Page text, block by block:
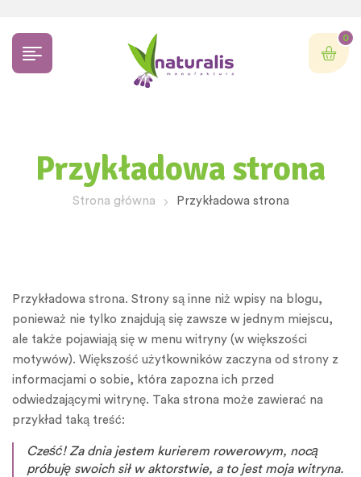
0
Przykładowa strona
Strona główna Przykładowa strona
Przykładowa strona. Strony są inne niż wpisy na blogu,
ponieważ nie tylko znajdują się zawsze w jednym miejscu,
ale także pojawiają się w menu witryny (w większości
motywów). Większość użytkowników zaczyna od strony z
informacjami o sobie, która zapozna ich przed
odwiedzającymi witrynę. Taka strona może zawierać na
przykład taką treść:
Cześć! Za dnia jestem kurierem rowerowym, nocą
próbuję swoich sił w aktorstwie, a to jest moja witryna.